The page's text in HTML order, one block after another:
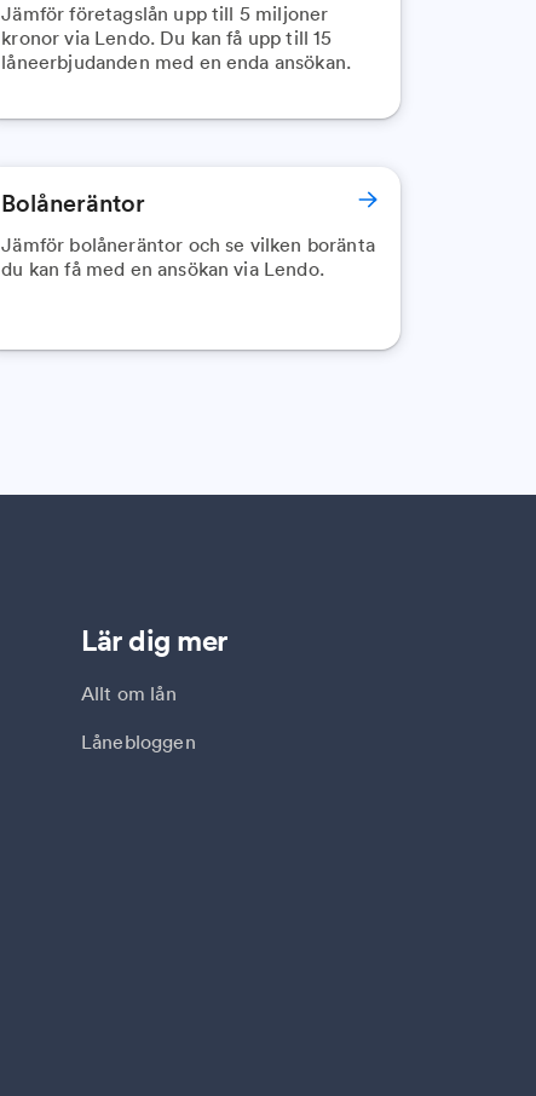
Jämför företagslån upp till 5 miljoner
kronor via Lendo. Du kan få upp till 15
låneerbjudanden med en enda ansökan.
Bolåneräntor
Jämför bolåneräntor och se vilken boränta
du kan få med en ansökan via Lendo.
Lär dig mer
Allt om lån
Lånebloggen